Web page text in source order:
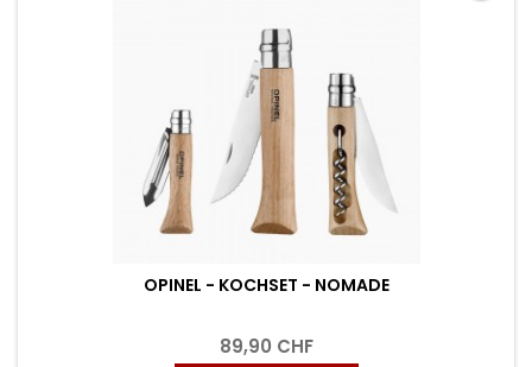
OPINEL - KOCHSET - NOMADE
89,90 CHF